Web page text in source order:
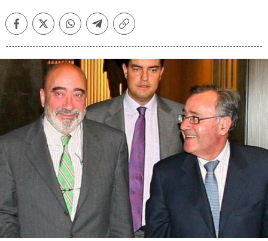
FacebookTwitterWhatsappTelegramCopiar